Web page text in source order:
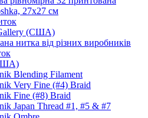
27х27 см
(США)
нитка від різних виробників
Blending Filament
Very Fine (#4) Braid
Fine (#8) Braid
Japan Thread #1, #5 & #7